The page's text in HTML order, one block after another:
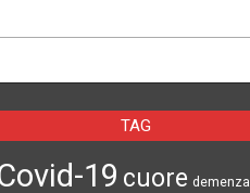
TAG
19 cuore demenza